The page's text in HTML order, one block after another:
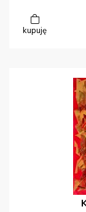
kupuję